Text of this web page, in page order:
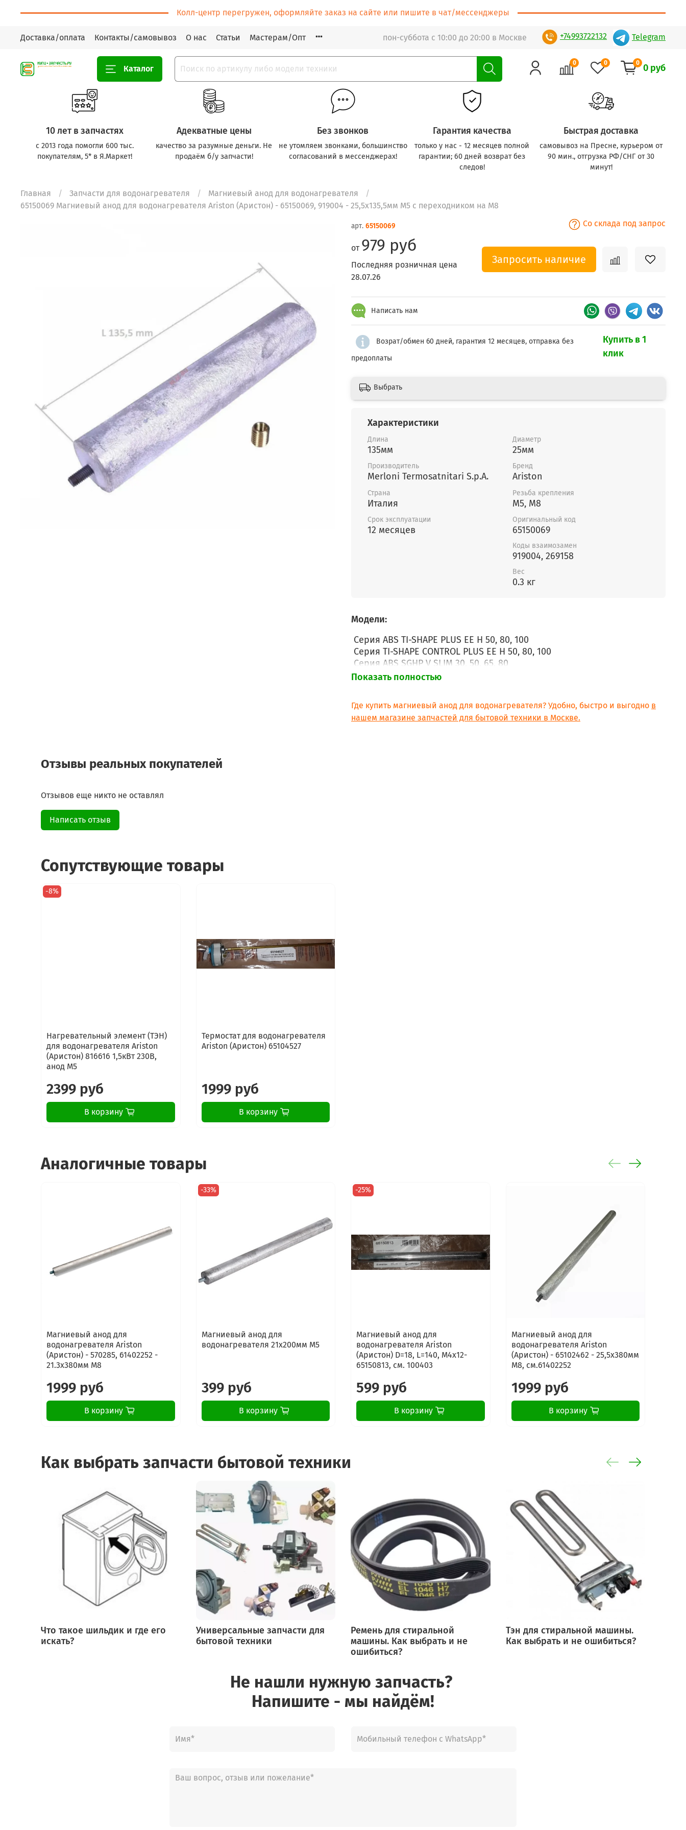
Колл-центр перегружен, оформляйте заказ на сайте или пишите в чат/мессенджеры
Доставка/оплата Контакты/самовывоз О нас Статьи Мастерам/Опт пон-суббота с 10:00 до 20:00 в Москве +74993722132 Telegram
Каталог
0 0 0 0 руб
10 лет в запчастях
с 2013 года помогли 600 тыс.
покупателям, 5* в Я.Маркет!
Адекватные цены
качество за разумные деньги. Не
продаём б/у запчасти!
Без звонков
не утомляем звонками, большинство
согласований в мессенджерах!
Гарантия качества
только у нас - 12 месяцев полной
гарантии; 60 дней возврат без
следов!
Быстрая доставка
самовывоз на Пресне, курьером от
90 мин., отгрузка РФ/СНГ от 30
минут!
Главная Запчасти для водонагревателя
Магниевый анод для водонагревателя
65150069 Магниевый анод для водонагревателя Ariston (Аристон) - 65150069, 919004 - 25,5x135,5мм M5 с переходником на M8
арт. 65150069 Со склада под запрос
от 979 руб
Последняя розничная цена
28.07.26
Запросить наличие
Написать нам
Возрат/обмен 60 дней, гарантия 12 месяцев, отправка без
предоплаты
Купить в 1
клик
Выбрать
Характеристики
Длина
135мм
Диаметр
25мм
Производитель
Merloni Termosatnitari S.p.A.
Бренд
Ariston
Страна
Италия
Резьба крепления
M5, M8
Срок эксплуатации
12 месяцев
Оригинальный код
65150069
Коды взаимозамен
919004, 269158
Вес
0.3 кг
Модели:
Серия ABS TI-SHAPE PLUS EE H 50, 80, 100
Серия TI-SHAPE CONTROL PLUS EE H 50, 80, 100
Серия ABS SGHP V SLIM 30, 50, 65, 80
Серия ABS SGHP V SLIM 40
Серия ABS SLV H SLIM 30, 40 Серия ABS SLV H SLIM 50, 65
Показать полностью
Где купить магниевый анод для водонагревателя? Удобно, быстро и выгодно в
нашем магазине запчастей для бытовой техники в Москве.
Отзывы реальных покупателей
Отзывов еще никто не оставлял
Написать отзыв
Сопутствующие товары
-8%
Нагревательный элемент (ТЭН)
для водонагревателя Ariston
(Аристон) 816616 1,5кВт 230В,
анод M5
2399 руб
В корзину
Термостат для водонагревателя
Ariston (Аристон) 65104527
1999 руб
В корзину
Аналогичные товары
Магниевый анод для
водонагревателя Ariston
(Аристон) - 570285, 61402252 -
21.3x380мм M8
1999 руб
В корзину
-33%
Магниевый анод для
водонагревателя 21x200мм M5
399 руб
В корзину
-25%
Магниевый анод для
водонагревателя Ariston
(Аристон) D=18, L=140, M4x12-
65150813, см. 100403
599 руб
В корзину
Магниевый анод для
водонагревателя Ariston
(Аристон) - 65102462 - 25,5x380мм
M8, см.61402252
1999 руб
В корзину
Как выбрать запчасти бытовой техники
Что такое шильдик и где его
искать?
Универсальные запчасти для
бытовой техники
Ремень для стиральной
машины. Как выбрать и не
ошибиться?
Тэн для стиральной машины.
Как выбрать и не ошибиться?
Не нашли нужную запчасть?
Напишите - мы найдём!